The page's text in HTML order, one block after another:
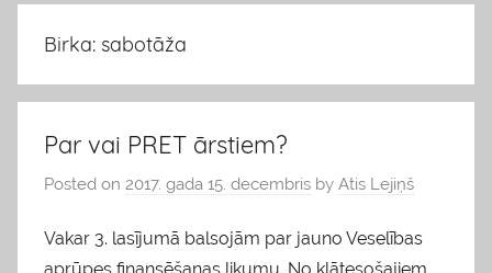
deputāts
Birka: sabotāža
Par vai PRET ārstiem?
Posted on 2017. gada 15. decembris by Atis Lejiņš
Vakar 3. lasījumā balsojām par jauno Veselības